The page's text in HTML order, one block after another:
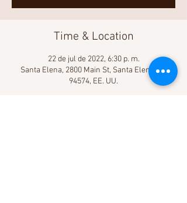
Time & Location
22 de jul de 2022, 6:30 p. m.
Santa Elena, 2800 Main St, Santa Elena, CA
94574, EE. UU.